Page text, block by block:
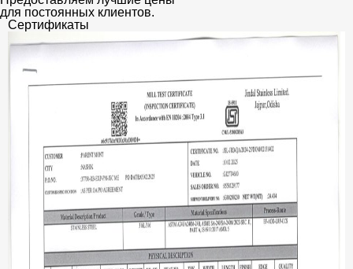
для постоянных клиентов.
Сертификаты